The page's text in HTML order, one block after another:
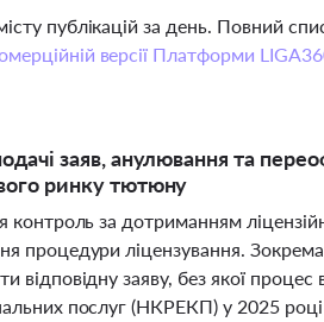
публікацій за день. Повний
версії Платформи
заяв, анулювання та
ринку тютюну
контроль за дотриманням
процедури ліцензування.
відповідну заяву, без якої
послуг (НКРЕКП) у 2025